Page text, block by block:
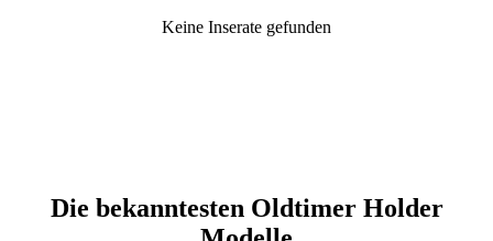
Keine Inserate gefunden
Die bekanntesten Oldtimer Holder